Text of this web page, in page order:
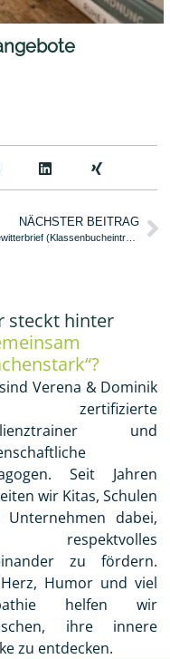
NÄCHSTER BEITRAG
Der Gewitterbrief (Klassenbucheintrag) – Echt jetzt? – Storys aus dem Schulalltag
steckt hinter
Verena & Dominik
und
Seit Jahren
wir Kitas, Schulen
Unternehmen dabei,
respektvolles
zu fördern.
Humor und viel
helfen wir
ihre innere
zu entdecken.